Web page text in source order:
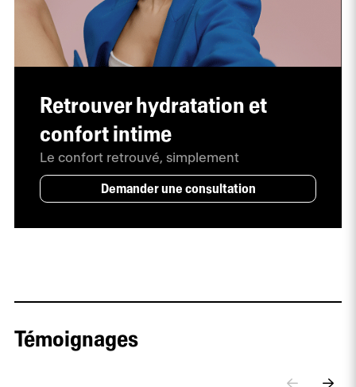
Retrouver hydratation et
confort intime
Le confort retrouvé, simplement
Demander une consultation
Témoignages